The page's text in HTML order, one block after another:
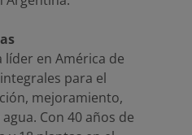
en América de
para el
mejoramiento,
Con 40 años de